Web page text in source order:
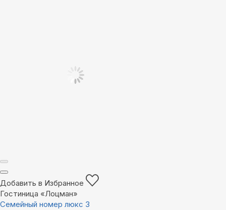
Добавить в Избранное
Гостиница «Лоцман»
Семейный номер люкс 3